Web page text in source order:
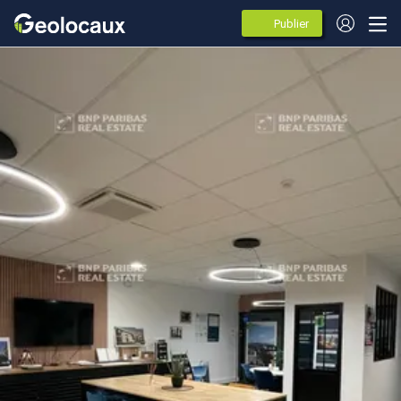
Publier
des
annonces